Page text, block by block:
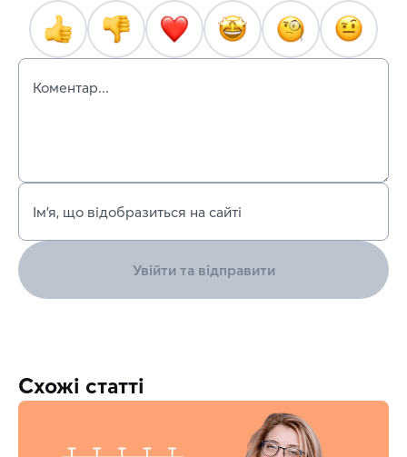
Коментар...
Ім’я, що відобразиться на сайті
Увійти та відправити
Схожі статті